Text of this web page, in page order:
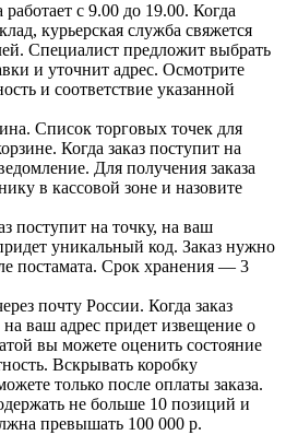
работает с 9.00 до 19.00. Когда
курьерская служба свяжется
Специалист предложит выбрать
и уточнит адрес. Осмотрите
и соответствие указанной
Список торговых точек для
Когда заказ поступит на
Для получения заказа
в кассовой зоне и назовите
поступит на точку, на ваш
уникальный код. Заказ нужно
постамата. Срок хранения — 3
почту России. Когда заказ
на ваш адрес придет извещение о
вы можете оценить состояние
Вскрывать коробку
только после оплаты заказа.
не больше 10 позиций и
превышать 100 000 р.